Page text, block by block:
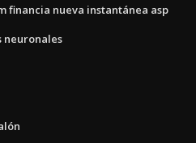
financia nueva instantánea asp
neuronales